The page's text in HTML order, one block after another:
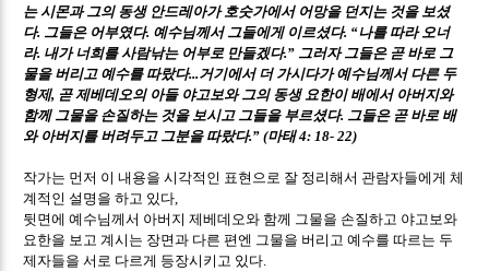
는 시몬과 그의 동생 안드레아가 호숫가에서 어망을 던지는 것을 보셨
다. 그들은 어부였다. 예수님께서 그들에게 이르셨다. “나를 따라 오너
라. 내가 너희를 사람낚는 어부로 만들겠다.” 그러자 그들은 곧 바로 그
물을 버리고 예수를 따랐다...거기에서 더 가시다가 예수님께서 다른 두
형제, 곧 제베데오의 아들 야고보와 그의 동생 요한이 배에서 아버지와
함께 그물을 손질하는 것을 보시고 그들을 부르셨다. 그들은 곧 바로 배
와 아버지를 버려두고 그분을 따랐다.” (마태4: 18- 22)
작가는 먼저 이 내용을 시각적인 표현으로 잘 정리해서 관람자들에게 체
계적인 설명을 하고 있다
뒷면에 예수님께서 아버지 제베데오와 함께 그물을 손질하고 야고보와
요한을 보고 계시는 장면과 다른 편엔 그물을 버리고 예수를 따르는 두
제자들을 서로 다르게 등장시키고 있다